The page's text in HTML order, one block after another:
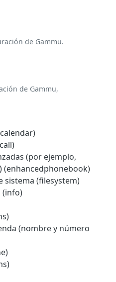
de Gammu.
de Gammu,
(por ejemplo,
sistema (filesystem)
(info)
(nombre y número